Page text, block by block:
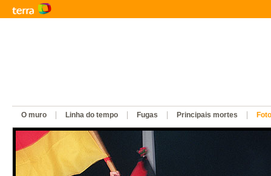
O muro Linha do tempo Fugas Principais mortes